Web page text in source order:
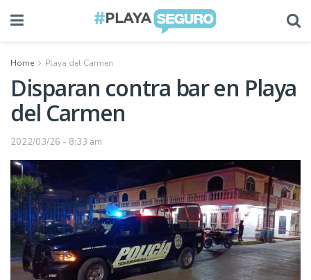
Home Playa del Carmen
Disparan contra bar en Playa
del Carmen
2022/03/26 - 8:33 am